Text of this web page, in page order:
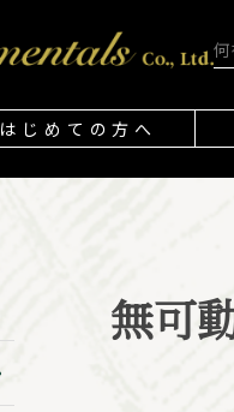
はじめての方へ
無可